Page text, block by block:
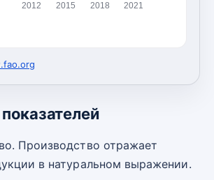
2012 2015 2018 2021
Производство отражает
в натуральном выражении.